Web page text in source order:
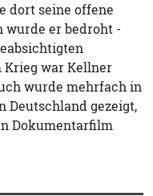
dort seine offene
er bedroht -
Krieg war Kellner
wurde mehrfach in
Deutschland gezeigt,
Dokumentarfilm